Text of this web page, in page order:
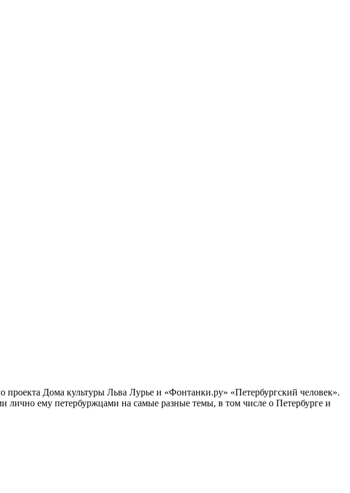
проекта Дома культуры Льва Лурье и «Фонтанки.ру» «Петербургский человек».
ему петербуржцами на самые разные темы, в том числе о Петербурге и